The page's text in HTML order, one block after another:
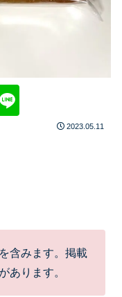
2023.05.11
含みます。掲載
あります。